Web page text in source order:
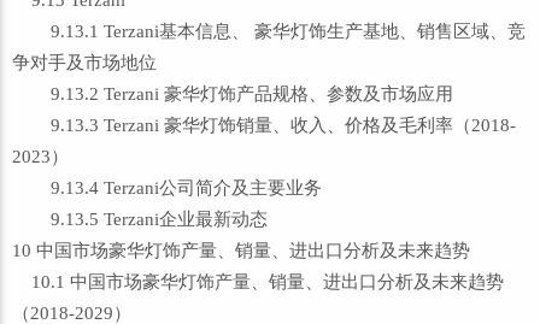
9.13.1 Terzani基本信息、 豪华灯饰生产基地、销售区域、竞
争对手及市场地位
9.13.2 Terzani 豪华灯饰产品规格、参数及市场应用
9.13.3 Terzani 豪华灯饰销量、收入、价格及毛利率（2018-
2023）
9.13.4 Terzani公司简介及主要业务
9.13.5 Terzani企业最新动态
10 中国市场豪华灯饰产量、销量、进出口分析及未来趋势
10.1 中国市场豪华灯饰产量、销量、进出口分析及未来趋势
（2018-2029）